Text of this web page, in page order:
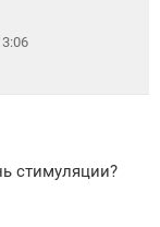
стимуляции?